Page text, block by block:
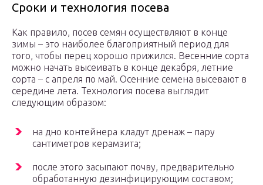
Сроки и технология посева
Как правило, посев семян осуществляют в конце
зимы – это наиболее благоприятный период для
того, чтобы перец хорошо прижился. Весенние сорта
можно начать высеивать в конце декабря, летние
сорта – с апреля по май. Осенние семена высевают в
середине лета. Технология посева выглядит
следующим образом:
на дно контейнера кладут дренаж – пару
сантиметров керамзита;
после этого засыпают почву, предварительно
обработанную дезинфицирующим составом;